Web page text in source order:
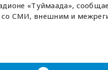
«Туймаада»,
со СМИ, внешним и